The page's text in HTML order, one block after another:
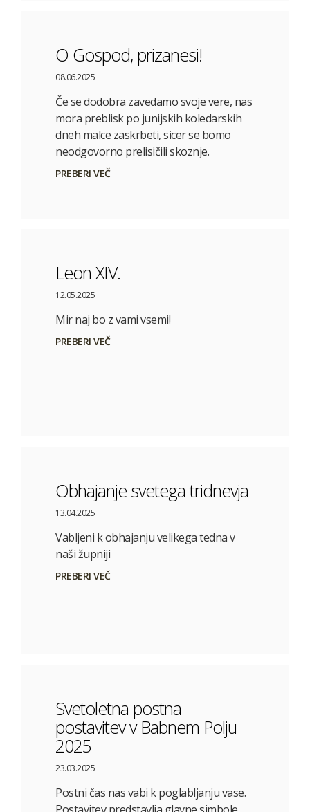
O Gospod, prizanesi!
08.06.2025
Če se dodobra zavedamo svoje vere, nas
mora preblisk po junijskih koledarskih
dneh malce zaskrbeti, sicer se bomo
neodgovorno prelisičili skoznje.
PREBERI VEČ
Leon XIV.
12.05.2025
Mir naj bo z vami vsemi!
PREBERI VEČ
Obhajanje svetega tridnevja
13.04.2025
Vabljeni k obhajanju velikega tedna v
naši župniji
PREBERI VEČ
Svetoletna postna
postavitev v Babnem Polju
2025
23.03.2025
Postni čas nas vabi k poglabljanju vase.